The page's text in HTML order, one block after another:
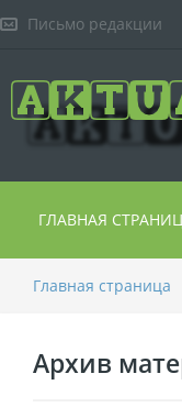
Письмо редакции
ГЛАВНАЯ
Главная страница
Архив